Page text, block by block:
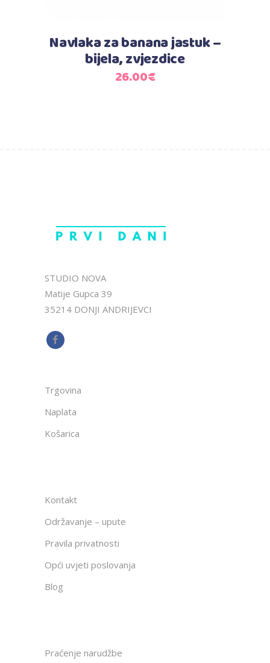
Navlaka za banana jastuk –
bijela, zvjezdice
26.00€
STUDIO NOVA
Matije Gupca 39
35214 DONJI ANDRIJEVCI
Trgovina
Naplata
Košarica
Kontakt
Održavanje – upute
Pravila privatnosti
Opći uvjeti poslovanja
Blog
Praćenje narudžbe